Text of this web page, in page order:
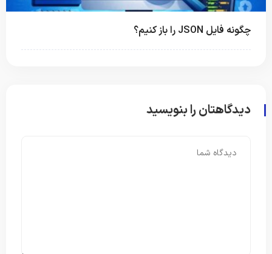
چگونه فایل JSON را باز کنیم؟
دیدگاهتان را بنویسید